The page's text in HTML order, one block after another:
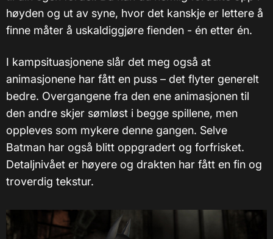
høyden og ut av syne, hvor det kanskje er lettere å
finne måter å uskaldiggjøre fienden - én etter én.
I kampsituasjonene slår det meg også at
animasjonene har fått en puss – det flyter generelt
bedre. Overgangene fra den ene animasjonen til
den andre skjer sømløst i begge spillene, men
oppleves som mykere denne gangen. Selve
Batman har også blitt oppgradert og forfrisket.
Detaljnivået er høyere og drakten har fått en fin og
troverdig tekstur.